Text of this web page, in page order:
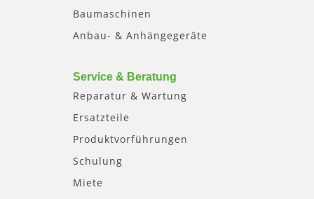
Baumaschinen
Anbau- & Anhängegeräte
Service & Beratung
Reparatur & Wartung
Ersatzteile
Produktvorführungen
Schulung
Miete